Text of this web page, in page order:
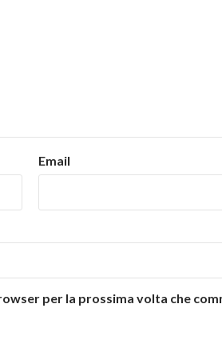
Email
per la prossima volta che